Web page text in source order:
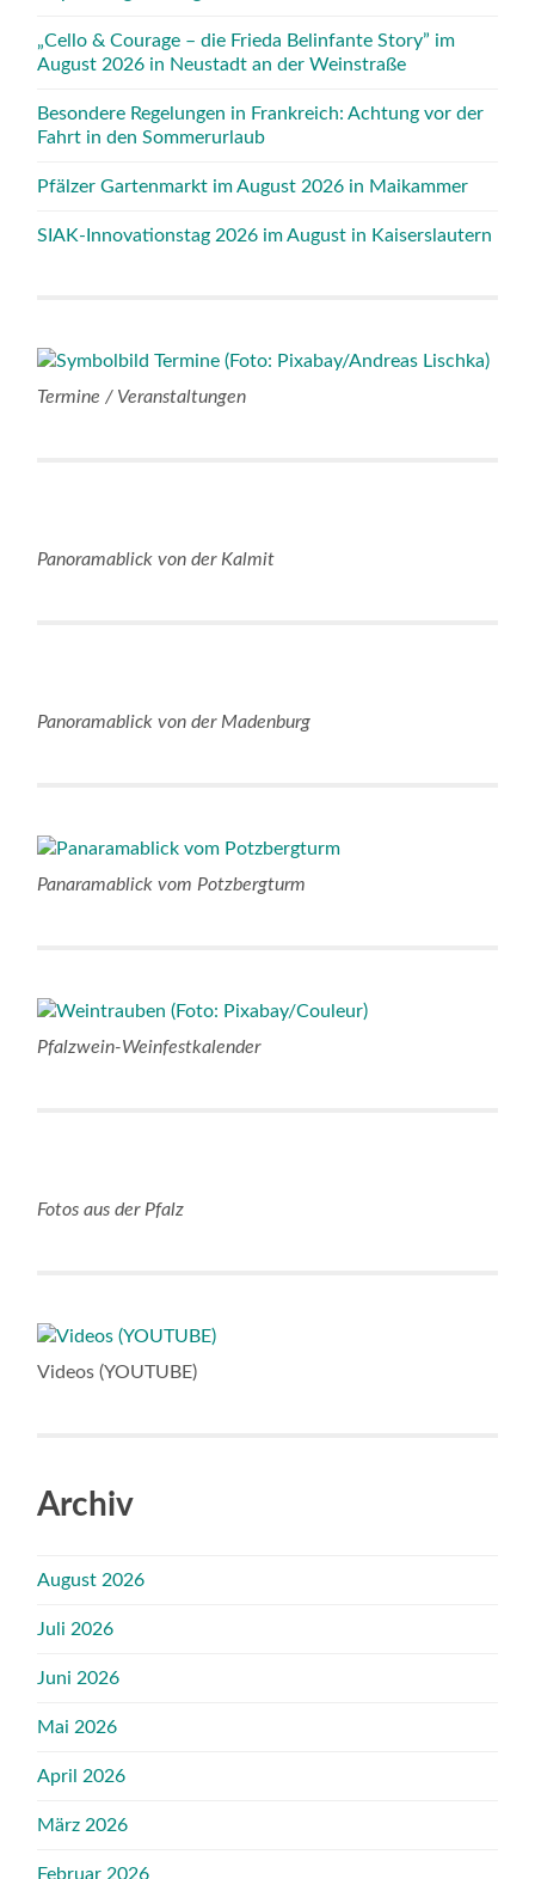
„Cello & Courage – die Frieda Belinfante Story” im
August 2026 in Neustadt an der Weinstraße
Besondere Regelungen in Frankreich: Achtung vor der
Fahrt in den Sommerurlaub
Pfälzer Gartenmarkt im August 2026 in Maikammer
SIAK-Innovationstag 2026 im August in Kaiserslautern
Termine / Veranstaltungen
Panoramablick von der Kalmit
Panoramablick von der Madenburg
Panaramablick vom Potzbergturm
Pfalzwein-Weinfestkalender
Fotos aus der Pfalz
Videos (YOUTUBE)
Archiv
August 2026
Juli 2026
Juni 2026
Mai 2026
April 2026
März 2026
Februar 2026